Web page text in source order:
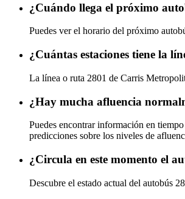
¿Cuándo llega el próximo
Puedes ver el horario del próximo
¿Cuántas estaciones tiene la
La línea o ruta 2801 de Carris
¿Hay mucha afluencia
Puedes encontrar información en
predicciones sobre los niveles de
¿Circula en este momento el
Descubre el estado actual del autobús